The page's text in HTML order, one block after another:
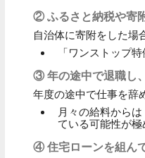
② ふるさと納税や寄
自治体に寄附をした場
「ワンストップ
③ 年の途中で退職し
年度の途中で仕事を辞
月々の給料から
ている可能性が極
④ 住宅ローンを組ん